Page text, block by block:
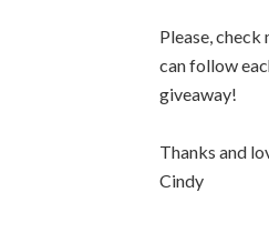
Please, check
can follow
giveaway!
Thanks and
Cindy